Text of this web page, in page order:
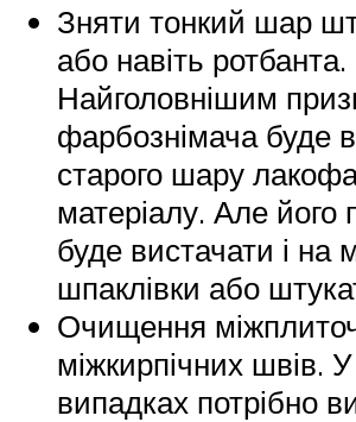
Зняти тонкий шар
або навіть ротбанта.
Найголовнішим
фарбознімача буде
старого шару
матеріалу. Але його
буде вистачати і
шпаклівки або
Очищення
міжкирпічних швів.
випадках потрібно